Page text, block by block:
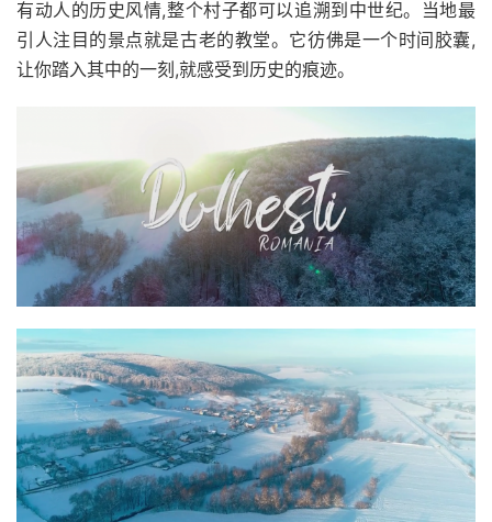
有动人的历史风情,整个村子都可以追溯到中世纪。当地最
引人注目的景点就是古老的教堂。它彷佛是一个时间胶囊,
让你踏入其中的一刻,就感受到历史的痕迹。